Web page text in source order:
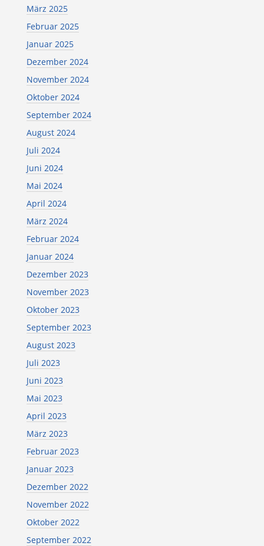
März 2025
Februar 2025
Januar 2025
Dezember 2024
November 2024
Oktober 2024
September 2024
August 2024
Juli 2024
Juni 2024
Mai 2024
April 2024
März 2024
Februar 2024
Januar 2024
Dezember 2023
November 2023
Oktober 2023
September 2023
August 2023
Juli 2023
Juni 2023
Mai 2023
April 2023
März 2023
Februar 2023
Januar 2023
Dezember 2022
November 2022
Oktober 2022
September 2022